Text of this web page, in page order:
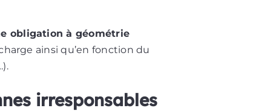
obligation à géométrie
ainsi qu’en fonction du
irresponsables